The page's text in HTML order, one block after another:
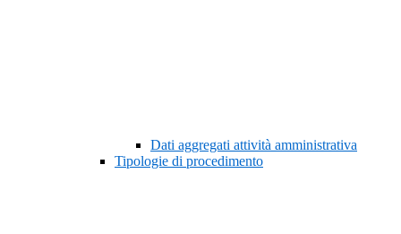
Dati aggregati attività amministrativa
Tipologie di procedimento